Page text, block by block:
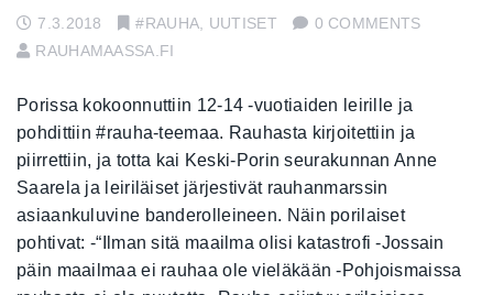
7.3.2018 #RAUHA UUTISET
0 COMMENTS
RAUHAMAASSA.FI
Porissa kokoonnuttiin 12-14 -vuotiaiden leirille ja
pohdittiin #rauha-teemaa. Rauhasta kirjoitettiin ja
piirrettiin, ja totta kai Keski-Porin seurakunnan Anne
Saarela ja leiriläiset järjestivät rauhanmarssin
asiaankuluvine banderolleineen. Näin porilaiset
pohtivat: -“Ilman sitä maailma olisi katastrofi -Jossain
päin maailmaa ei rauhaa ole vieläkään -Pohjoismaissa